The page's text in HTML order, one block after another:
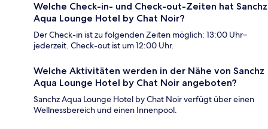
Welche Check-in- und Check-out-Zeiten hat Sanchz
Aqua Lounge Hotel by Chat Noir?
Der Check-in ist zu folgenden Zeiten möglich: 13:00 Uhr–
jederzeit. Check-out ist um 12:00 Uhr.
Welche Aktivitäten werden in der Nähe von Sanchz
Aqua Lounge Hotel by Chat Noir angeboten?
Sanchz Aqua Lounge Hotel by Chat Noir verfügt über einen
Wellnessbereich und einen Innenpool.